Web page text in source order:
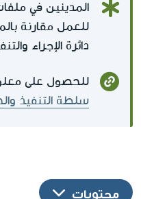
المدينين في
للعمل مقارنة
دائرة الإجراء
للحصول على
سلطة التنفيذ
محتويات